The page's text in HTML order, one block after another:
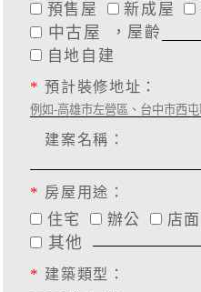
預售屋 新成屋
中古屋 ，屋齡
自地自建
* 預計裝修地址：
建案名稱：
* 房屋用途：
住宅 辦公 店面
其他
* 建築類型：